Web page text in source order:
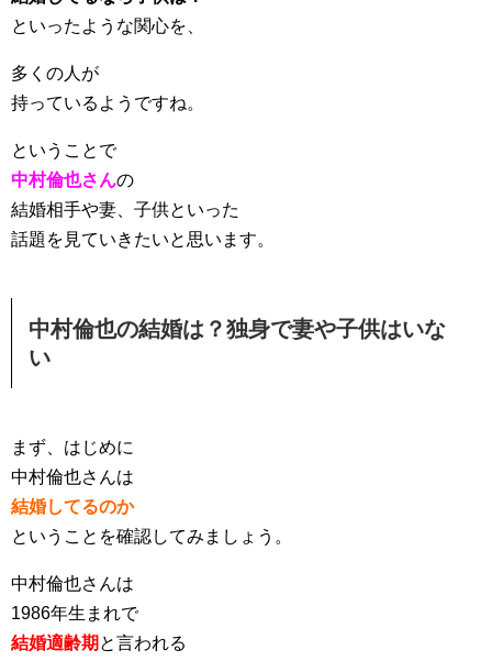
といったような関心を、
多くの人が
持っているようですね。
ということで
中村倫也さんの
結婚相手や妻、子供といった
話題を見ていきたいと思います。
中村倫也の結婚は？独身で妻や子供はいな
い
まず、はじめに
中村倫也さんは
結婚してるのか
ということを確認してみましょう。
中村倫也さんは
1986年生まれで
結婚適齢期 と言われる